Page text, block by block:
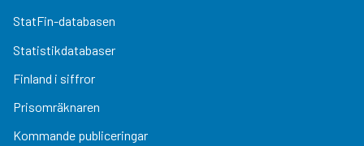
StatFin-databasen
Statistikdatabaser
Finland i siffror
Prisomräknaren
Kommande publiceringar